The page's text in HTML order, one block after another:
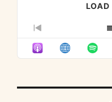
LOAD
PREVIOUS
EPISODE